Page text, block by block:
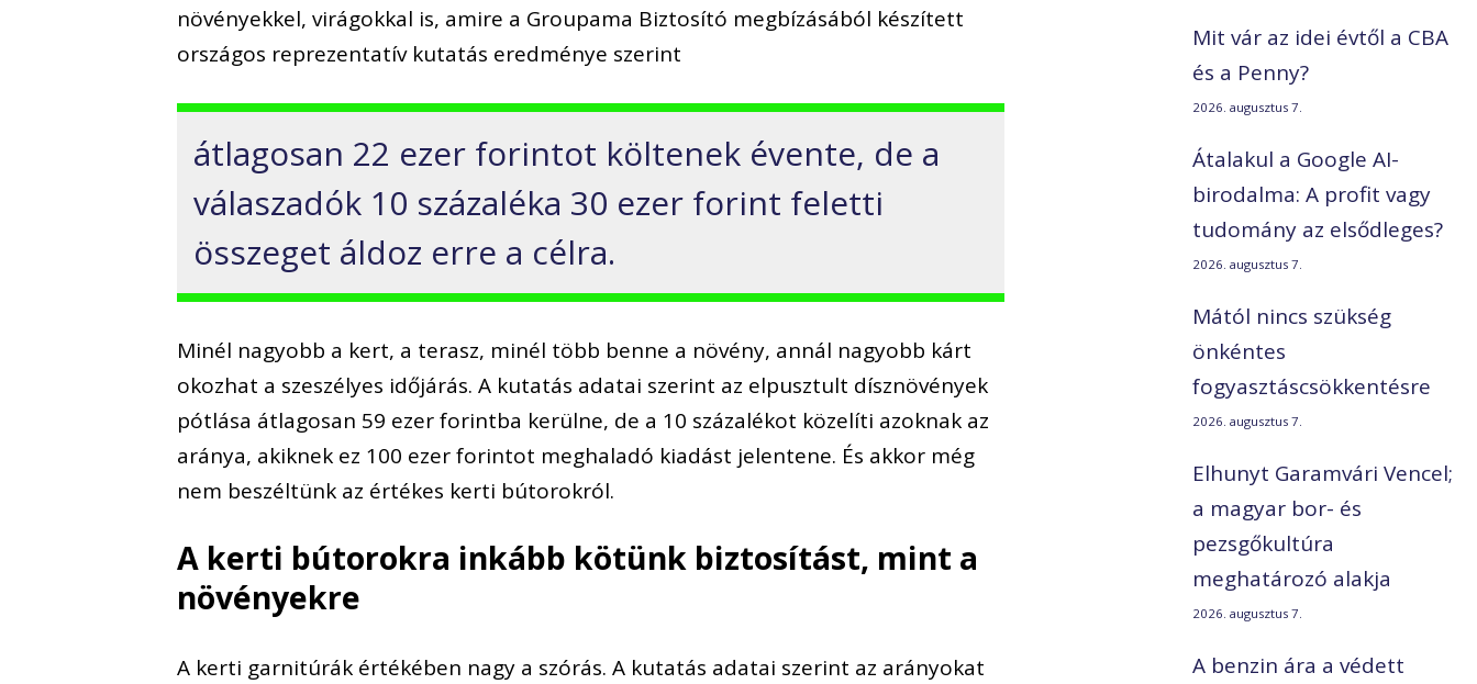
növényekkel, virágokkal is, amire a Groupama Biztosító megbízásából készített
országos reprezentatív kutatás eredménye szerint
átlagosan 22 ezer forintot költenek évente, de a
válaszadók 10 százaléka 30 ezer forint feletti
összeget áldoz erre a célra.
Minél nagyobb a kert, a terasz, minél több benne a növény, annál nagyobb kárt
okozhat a szeszélyes időjárás. A kutatás adatai szerint az elpusztult dísznövények
pótlása átlagosan 59 ezer forintba kerülne, de a 10 százalékot közelíti azoknak az
aránya, akiknek ez 100 ezer forintot meghaladó kiadást jelentene. És akkor még
nem beszéltünk az értékes kerti bútorokról.
A kerti bútorokra inkább kötünk biztosítást, mint a
növényekre
A kerti garnitúrák értékében nagy a szórás. A kutatás adatai szerint az arányokat
Mit vár az idei évtől a CBA
és a Penny?
2026. augusztus 7.
Átalakul a Google AI-
birodalma: A profit vagy
tudomány az elsődleges?
2026. augusztus 7.
Mától nincs szükség
önkéntes
fogyasztáscsökkentésre
2026. augusztus 7.
Elhunyt Garamvári Vencel;
a magyar bor- és
pezsgőkultúra
meghatározó alakja
2026. augusztus 7.
A benzin ára a védett